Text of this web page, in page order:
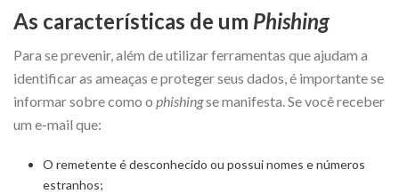
As características de um Phishing
Para se prevenir, além de utilizar ferramentas que ajudam a
identificar as ameaças e proteger seus dados, é importante se
informar sobre como o phishingse manifesta. Se você receber
um e-mail que:
O remetente é desconhecido ou possui nomes e números
estranhos;